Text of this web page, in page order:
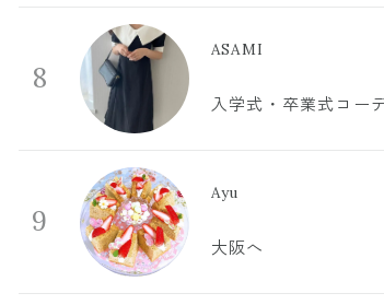
8
ASAMI
入学式・卒業式コー
9
Ayu
大阪へ